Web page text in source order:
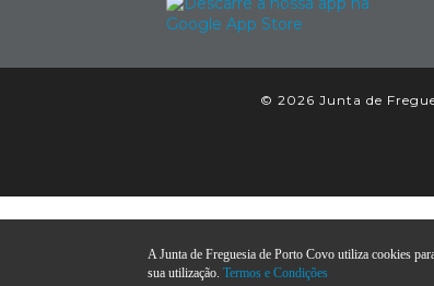
© 2026 Junta de
A Junta de Freguesia de Porto Covo utiliza cookies
sua utilização. Termos e Condições